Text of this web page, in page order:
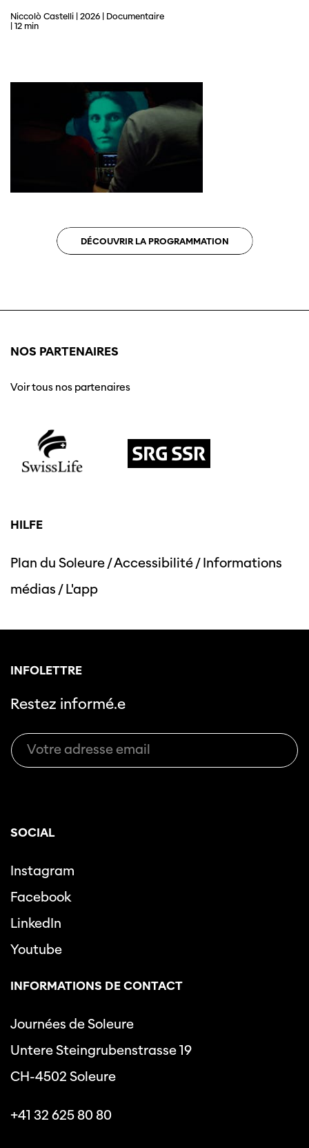
DÉCOUVRIR LA PROGRAMMATION
Niccolò Castelli | 2026 | Documentaire
| 12 min
NOS PARTENAIRES
Voir tous nos partenaires
HILFE
Plan du Soleure/Accessibilité/Informations
médias /L'app
INFOLETTRE
Restez informé.e
SOCIAL
Instagram
Facebook
LinkedIn
Youtube
INFORMATIONS DE CONTACT
Journées de Soleure
Untere Steingrubenstrasse 19
CH-4502 Soleure
+41 32 625 80 80